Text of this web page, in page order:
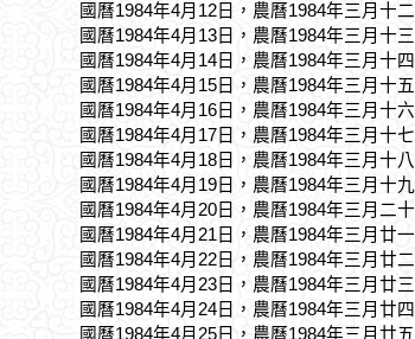
國曆1984年4月12日，農曆1984年三月十二
國曆1984年4月13日，農曆1984年三月十三
國曆1984年4月14日，農曆1984年三月十四
國曆1984年4月15日，農曆1984年三月十五
國曆1984年4月16日，農曆1984年三月十六
國曆1984年4月17日，農曆1984年三月十七
國曆1984年4月18日，農曆1984年三月十八
國曆1984年4月19日，農曆1984年三月十九
國曆1984年4月20日，農曆1984年三月二十
國曆1984年4月21日，農曆1984年三月廿一
國曆1984年4月22日，農曆1984年三月廿二
國曆1984年4月23日，農曆1984年三月廿三
國曆1984年4月24日，農曆1984年三月廿四
國曆1984年4月25日，農曆1984年三月廿五